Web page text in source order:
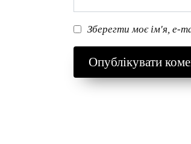
Зберегти моє ім'я, e-